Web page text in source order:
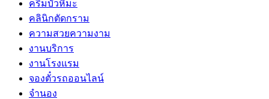
ครีมบัวหิมะ
คลินิกตัดกราม
ความสวยความงาม
งานบริการ
งานโรงแรม
จองตั๋วรถออนไลน์
จำนอง